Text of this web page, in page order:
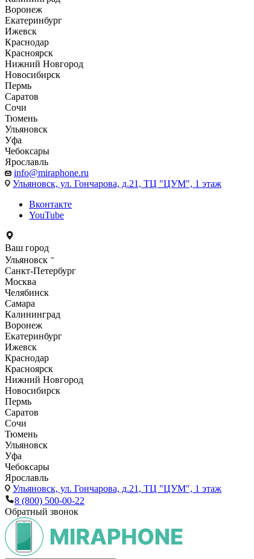
Воронеж
Екатеринбург
Ижевск
Краснодар
Красноярск
Нижний Новгород
Новосибирск
Пермь
Саратов
Сочи
Тюмень
Ульяновск
Уфа
Чебоксары
Ярославль
info@miraphone.ru
Ульяновск, ул. Гончарова, д.21, ТЦ "ЦУМ", 1 этаж
Вконтакте
YouTube
Ваш город
Ульяновск
Санкт-Петербург
Москва
Челябинск
Самара
Калининград
Воронеж
Екатеринбург
Ижевск
Краснодар
Красноярск
Нижний Новгород
Новосибирск
Пермь
Саратов
Сочи
Тюмень
Ульяновск
Уфа
Чебоксары
Ярославль
Ульяновск, ул. Гончарова, д.21, ТЦ "ЦУМ", 1 этаж
8 (800) 500-00-22
Обратный звонок